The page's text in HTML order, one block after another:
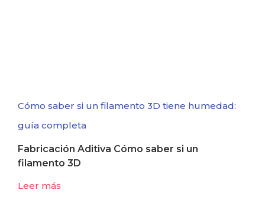
Cómo saber si un filamento 3D tiene humedad:
guía completa
Fabricación Aditiva Cómo saber si un
filamento 3D
Leer más